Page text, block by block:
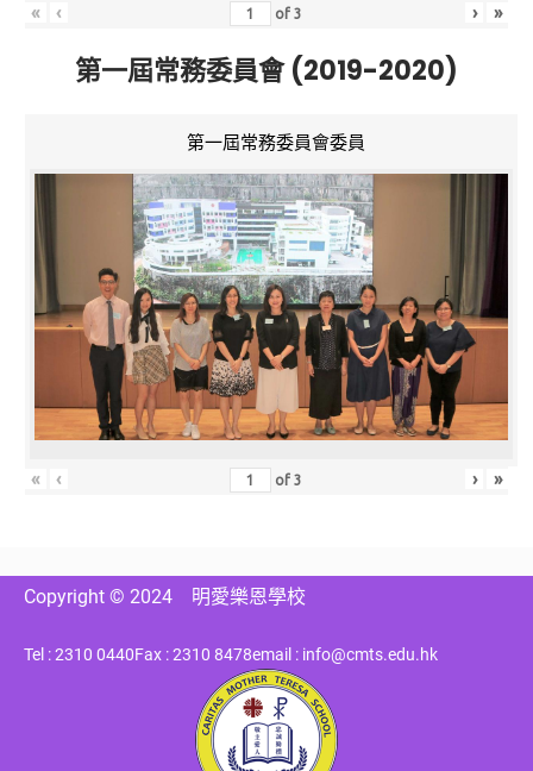
« ‹ of3 › »
第一屆常務委員會 (2019-2020)
第一屆常務委員會委員
« ‹ of3 › »
Copyright © 2024 明愛樂恩學校
Tel : 2310 0440Fax : 2310 8478email : info@cmts.edu.hk